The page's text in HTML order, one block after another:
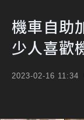
機車自助
少人喜歡
2023-02-16 11:34